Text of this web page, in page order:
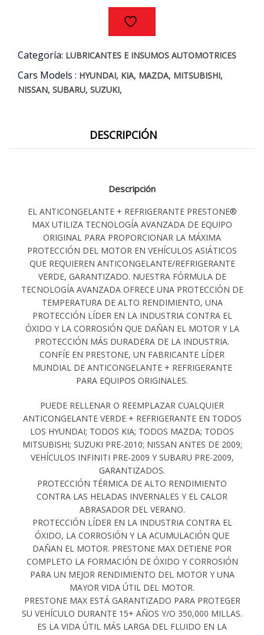
Categoría: LUBRICANTES E INSUMOS AUTOMOTRICES
Cars Models : HYUNDAI, KIA, MAZDA, MITSUBISHI,
NISSAN, SUBARU, SUZUKI,
DESCRIPCIÓN
Descripción
EL ANTICONGELANTE + REFRIGERANTE PRESTONE®
MAX UTILIZA TECNOLOGÍA AVANZADA DE EQUIPO
ORIGINAL PARA PROPORCIONAR LA MÁXIMA
PROTECCIÓN DEL MOTOR EN VEHÍCULOS ASIÁTICOS
QUE REQUIEREN ANTICONGELANTE/REFRIGERANTE
VERDE, GARANTIZADO. NUESTRA FÓRMULA DE
TECNOLOGÍA AVANZADA OFRECE UNA PROTECCIÓN DE
TEMPERATURA DE ALTO RENDIMIENTO, UNA
PROTECCIÓN LÍDER EN LA INDUSTRIA CONTRA EL
ÓXIDO Y LA CORROSIÓN QUE DAÑAN EL MOTOR Y LA
PROTECCIÓN MÁS DURADERA DE LA INDUSTRIA.
CONFÍE EN PRESTONE, UN FABRICANTE LÍDER
MUNDIAL DE ANTICONGELANTE + REFRIGERANTE
PARA EQUIPOS ORIGINALES.
PUEDE RELLENAR O REEMPLAZAR CUALQUIER
ANTICONGELANTE VERDE + REFRIGERANTE EN TODOS
LOS HYUNDAI; TODOS KIA; TODOS MAZDA; TODOS
MITSUBISHI; SUZUKI PRE-2010; NISSAN ANTES DE 2009;
VEHÍCULOS INFINITI PRE-2009 Y SUBARU PRE-2009,
GARANTIZADOS.
PROTECCIÓN TÉRMICA DE ALTO RENDIMIENTO
CONTRA LAS HELADAS INVERNALES Y EL CALOR
ABRASADOR DEL VERANO.
PROTECCIÓN LÍDER EN LA INDUSTRIA CONTRA EL
ÓXIDO, LA CORROSIÓN Y LA ACUMULACIÓN QUE
DAÑAN EL MOTOR. PRESTONE MAX DETIENE POR
COMPLETO LA FORMACIÓN DE ÓXIDO Y CORROSIÓN
PARA UN MEJOR RENDIMIENTO DEL MOTOR Y UNA
MAYOR VIDA ÚTIL DEL MOTOR.
PRESTONE MAX ESTÁ GARANTIZADO PARA PROTEGER
SU VEHÍCULO DURANTE 15+ AÑOS Y/O 350,000 MILLAS.
ES LA VIDA ÚTIL MÁS LARGA DEL FLUIDO EN LA